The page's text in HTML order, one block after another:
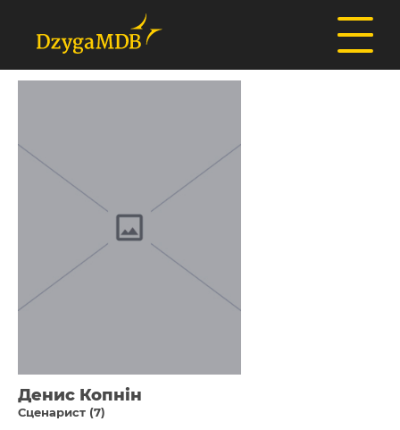
Денис Копнін
Сценарист (7)